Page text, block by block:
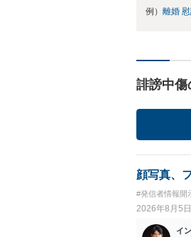
例） 離婚
誹謗中
顔写真、
#発信者情報開
2026年8月5日
イ